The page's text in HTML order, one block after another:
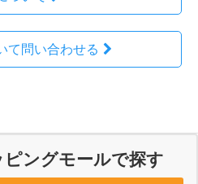
て問い合わせる
ングモールで探す